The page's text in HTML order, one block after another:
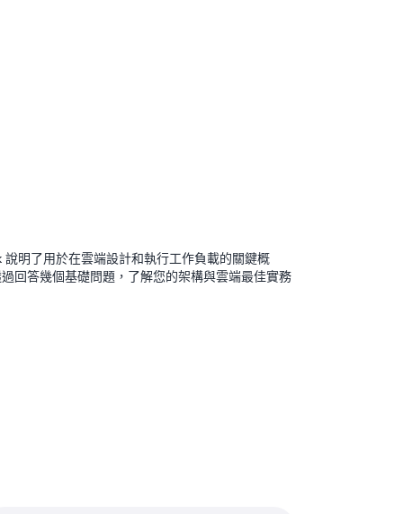
明了用於在雲端設計和執行工作負載的關鍵概
回答幾個基礎問題，了解您的架構與雲端最佳實務